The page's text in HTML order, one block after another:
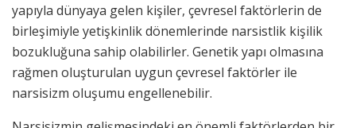
yapıyla dünyaya gelen kişiler, çevresel faktörlerin de
birleşimiyle yetişkinlik dönemlerinde narsistlik kişilik
bozukluğuna sahip olabilirler. Genetik yapı olmasına
rağmen oluşturulan uygun çevresel faktörler ile
narsisizm oluşumu engellenebilir.